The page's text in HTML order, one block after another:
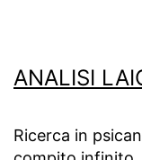
contenuto
ANALISI
Ricerca in